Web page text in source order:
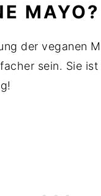
MAYO?
der veganen
sein. Sie ist